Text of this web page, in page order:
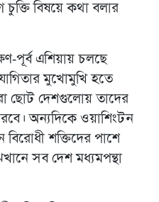
চুক্তি বিষয়ে কথা বলার
পূর্ব এশিয়ায় চলছে
মুখোমুখি হতে
ছোট দেশগুলোয় তাদের
অন্যদিকে ওয়াশিংটন
শক্তিদের পাশে
সব দেশ মধ্যমপন্থা